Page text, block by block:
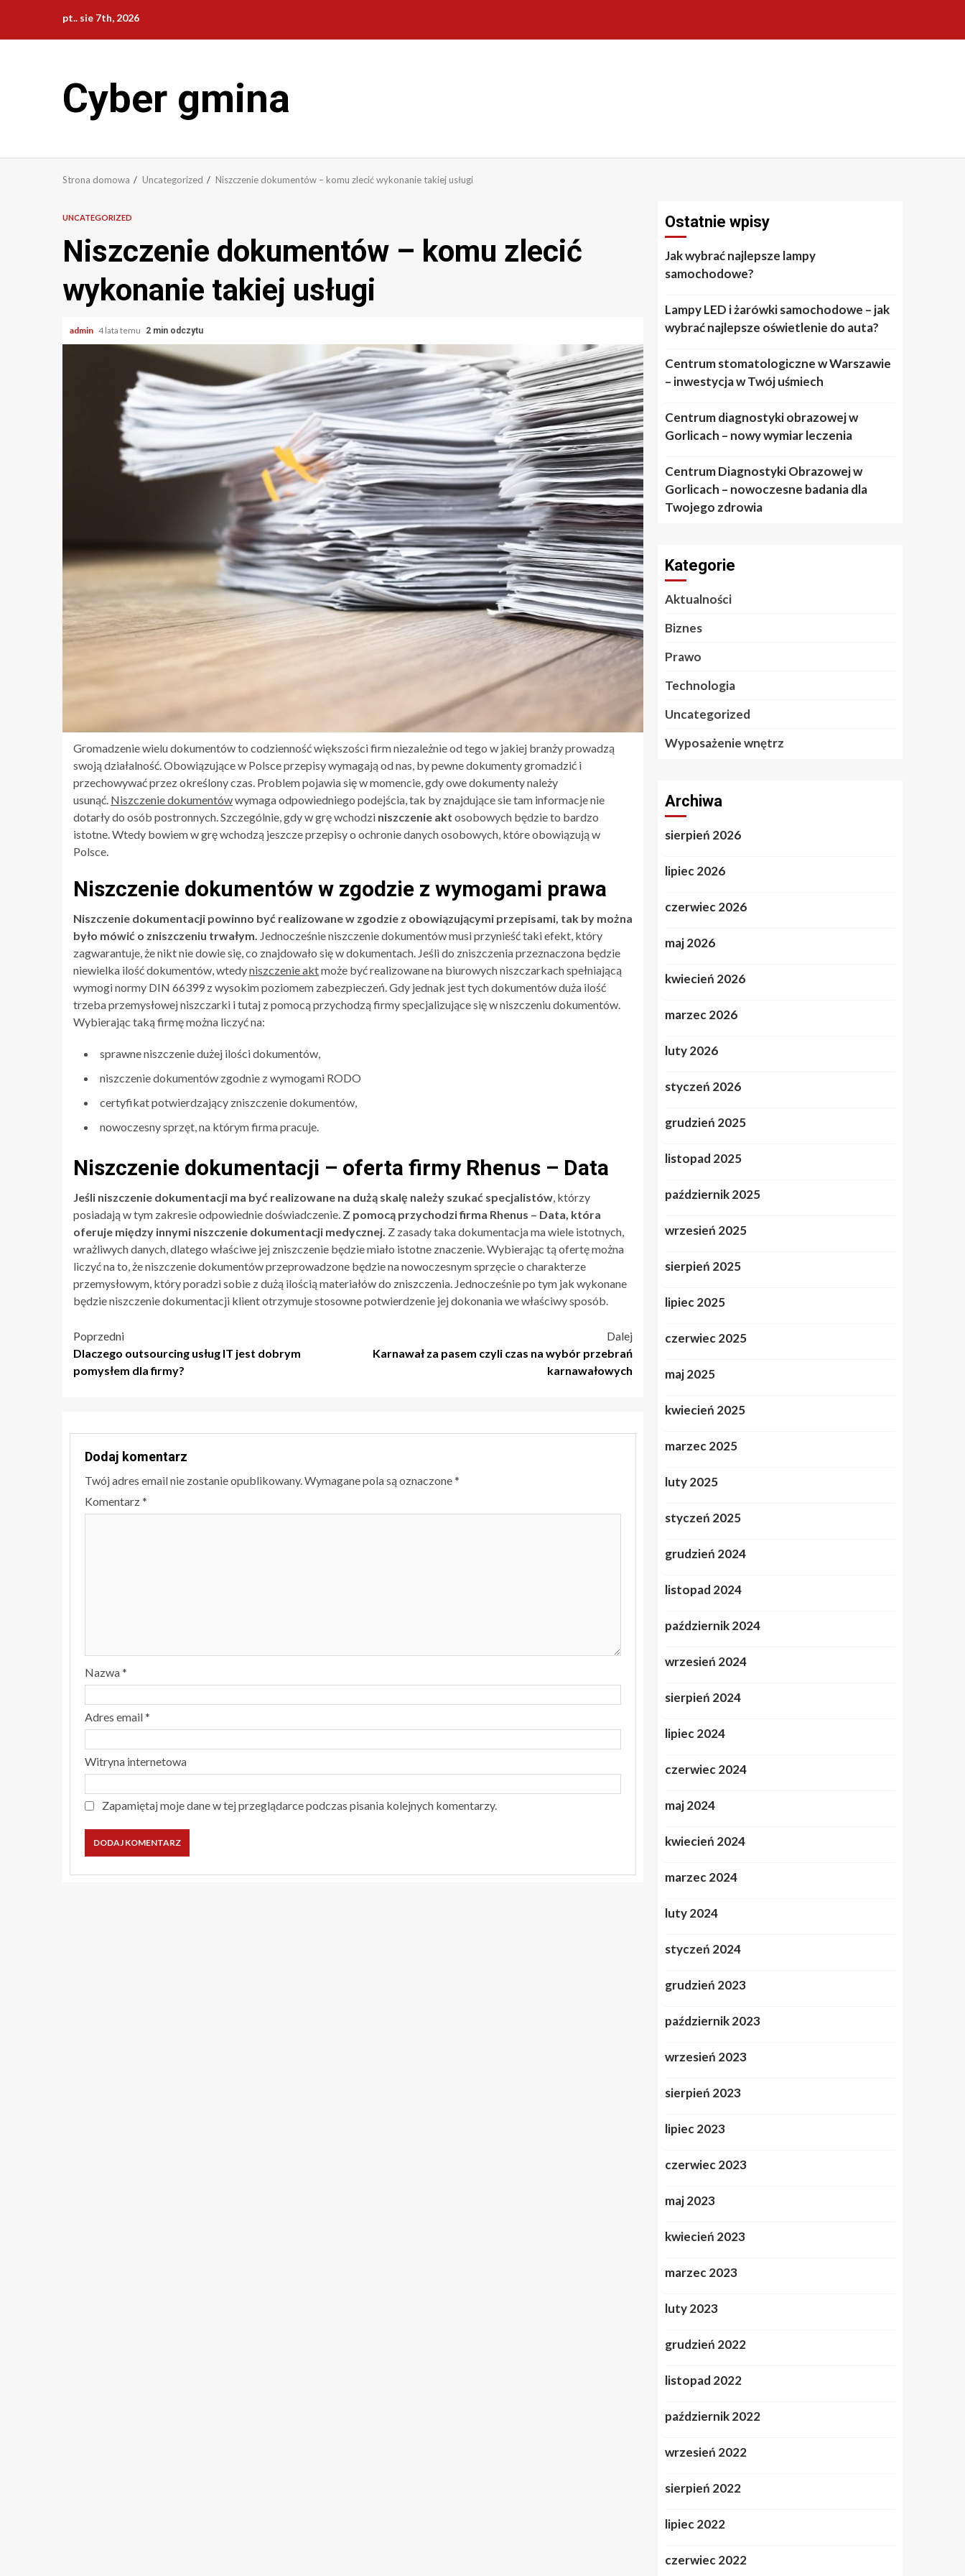
treści
pt.. sie 7th, 2026
Cyber gmina
Strona domowa Uncategorized Niszczenie dokumentów – komu zlecić wykonanie takiej usługi
UNCATEGORIZED
Niszczenie dokumentów – komu zlecić
wykonanie takiej usługi
admin 4 lata temu 2 min odczytu
Gromadzenie wielu dokumentów to codzienność większości firm niezależnie od tego w jakiej branży prowadzą
swoją działalność. Obowiązujące w Polsce przepisy wymagają od nas, by pewne dokumenty gromadzić i
przechowywać przez określony czas. Problem pojawia się w momencie, gdy owe dokumenty należy
usunąć. Niszczenie dokumentówwymaga odpowiedniego podejścia, tak by znajdujące sie tam informacje nie
dotarły do osób postronnych. Szczególnie, gdy w grę wchodzi niszczenie akt osobowych będzie to bardzo
istotne. Wtedy bowiem w grę wchodzą jeszcze przepisy o ochronie danych osobowych, które obowiązują w
Polsce.
Niszczenie dokumentów w zgodzie z wymogami prawa
Niszczenie dokumentacji powinno być realizowane w zgodzie z obowiązującymi przepisami, tak by można
było mówić o zniszczeniu trwałym. Jednocześnie niszczenie dokumentów musi przynieść taki efekt, który
zagwarantuje, że nikt nie dowie się, co znajdowało się w dokumentach. Jeśli do zniszczenia przeznaczona będzie
niewielka ilość dokumentów, wtedyniszczenie aktmoże być realizowane na biurowych niszczarkach spełniającą
wymogi normy DIN 66399 z wysokim poziomem zabezpieczeń. Gdy jednak jest tych dokumentów duża ilość
trzeba przemysłowej niszczarki i tutaj z pomocą przychodzą firmy specjalizujące się w niszczeniu dokumentów.
Wybierając taką firmę można liczyć na:
sprawne niszczenie dużej ilości dokumentów,
niszczenie dokumentów zgodnie z wymogami RODO
certyfikat potwierdzający zniszczenie dokumentów,
nowoczesny sprzęt, na którym firma pracuje.
Niszczenie dokumentacji – oferta firmy Rhenus – Data
Jeśli niszczenie dokumentacji ma być realizowane na dużą skalę należy szukać specjalistów , którzy
posiadają w tym zakresie odpowiednie doświadczenie. Z pomocą przychodzi firma Rhenus – Data, która
oferuje między innymi niszczenie dokumentacji medycznej. Z zasady taka dokumentacja ma wiele istotnych,
wrażliwych danych, dlatego właściwe jej zniszczenie będzie miało istotne znaczenie. Wybierając tą ofertę można
liczyć na to, że niszczenie dokumentów przeprowadzone będzie na nowoczesnym sprzęcie o charakterze
przemysłowym, który poradzi sobie z dużą ilością materiałów do zniszczenia. Jednocześnie po tym jak wykonane
będzie niszczenie dokumentacji klient otrzymuje stosowne potwierdzenie jej dokonania we właściwy sposób.
Nawigacja
wpisu
Poprzedni
Dlaczego outsourcing usług IT jest dobrym
pomysłem dla firmy?
Dalej
Karnawał za pasem czyli czas na wybór przebrań
karnawałowych
Dodaj komentarz
Twój adres email nie zostanie opublikowany. Wymagane pola są oznaczone*
Komentarz*
Nazwa*
Adres email*
Witryna internetowa
Zapamiętaj moje dane w tej przeglądarce podczas pisania kolejnych komentarzy.
Ostatnie wpisy
Jak wybrać najlepsze lampy
samochodowe?
Lampy LED i żarówki samochodowe – jak
wybrać najlepsze oświetlenie do auta?
Centrum stomatologiczne w Warszawie
– inwestycja w Twój uśmiech
Centrum diagnostyki obrazowej w
Gorlicach – nowy wymiar leczenia
Centrum Diagnostyki Obrazowej w
Gorlicach – nowoczesne badania dla
Twojego zdrowia
Kategorie
Aktualności
Biznes
Prawo
Technologia
Uncategorized
Wyposażenie wnętrz
Archiwa
sierpień 2026
lipiec 2026
czerwiec 2026
maj 2026
kwiecień 2026
marzec 2026
luty 2026
styczeń 2026
grudzień 2025
listopad 2025
październik 2025
wrzesień 2025
sierpień 2025
lipiec 2025
czerwiec 2025
maj 2025
kwiecień 2025
marzec 2025
luty 2025
styczeń 2025
grudzień 2024
listopad 2024
październik 2024
wrzesień 2024
sierpień 2024
lipiec 2024
czerwiec 2024
maj 2024
kwiecień 2024
marzec 2024
luty 2024
styczeń 2024
grudzień 2023
październik 2023
wrzesień 2023
sierpień 2023
lipiec 2023
czerwiec 2023
maj 2023
kwiecień 2023
marzec 2023
luty 2023
grudzień 2022
listopad 2022
październik 2022
wrzesień 2022
sierpień 2022
lipiec 2022
czerwiec 2022